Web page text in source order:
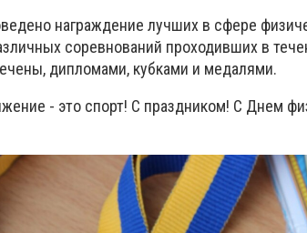
награждение лучших в сфере
соревнований проходивших в
дипломами, кубками и медалями.
- это спорт! С праздником! С Днем